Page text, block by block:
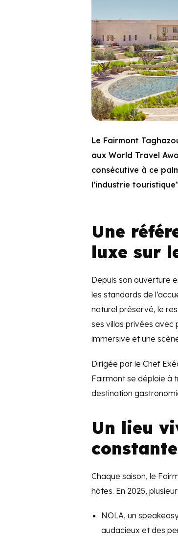
Le Fairmont
aux World Travel
consécutive à ce
l’industrie
Une
luxe sur
Depuis son ouverture
les standards de
naturel préservé, le
ses villas privées avec
immersive et une
Dirigée par le Chef
Fairmont se déploie à
destination
Un lieu
Chaque saison, le
hôtes. En 2025,
NOLA, un
audacieux et des